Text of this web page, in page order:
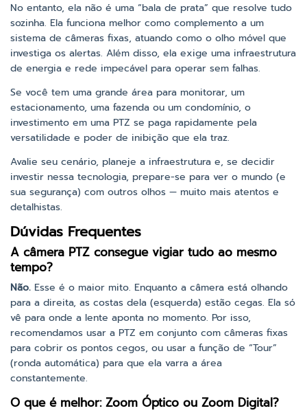
No entanto, ela não é uma “bala de prata” que resolve tudo
sozinha. Ela funciona melhor como complemento a um
sistema de câmeras fixas, atuando como o olho móvel que
investiga os alertas. Além disso, ela exige uma infraestrutura
de energia e rede impecável para operar sem falhas.
Se você tem uma grande área para monitorar, um
estacionamento, uma fazenda ou um condomínio, o
investimento em uma PTZ se paga rapidamente pela
versatilidade e poder de inibição que ela traz.
Avalie seu cenário, planeje a infraestrutura e, se decidir
investir nessa tecnologia, prepare-se para ver o mundo (e
sua segurança) com outros olhos — muito mais atentos e
detalhistas.
Dúvidas Frequentes
A câmera PTZ consegue vigiar tudo ao mesmo
tempo?
Não. Esse é o maior mito. Enquanto a câmera está olhando
para a direita, as costas dela (esquerda) estão cegas. Ela só
vê para onde a lente aponta no momento. Por isso,
recomendamos usar a PTZ em conjunto com câmeras fixas
para cobrir os pontos cegos, ou usar a função de “Tour”
(ronda automática) para que ela varra a área
constantemente.
O que é melhor: Zoom Óptico ou Zoom Digital?